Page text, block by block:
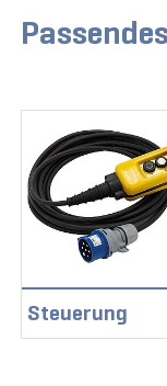
Steuerung